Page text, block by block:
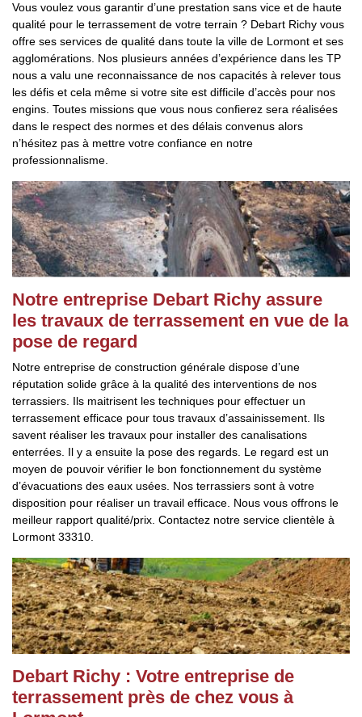
Vous voulez vous garantir d’une prestation sans vice et de haute
qualité pour le terrassement de votre terrain ? Debart Richy vous
offre ses services de qualité dans toute la ville de Lormont et ses
agglomérations. Nos plusieurs années d’expérience dans les TP
nous a valu une reconnaissance de nos capacités à relever tous
les défis et cela même si votre site est difficile d’accès pour nos
engins. Toutes missions que vous nous confierez sera réalisées
dans le respect des normes et des délais convenus alors
n’hésitez pas à mettre votre confiance en notre
professionnalisme.
Notre entreprise Debart Richy assure
les travaux de terrassement en vue de la
pose de regard
Notre entreprise de construction générale dispose d’une
réputation solide grâce à la qualité des interventions de nos
terrassiers. Ils maitrisent les techniques pour effectuer un
terrassement efficace pour tous travaux d’assainissement. Ils
savent réaliser les travaux pour installer des canalisations
enterrées. Il y a ensuite la pose des regards. Le regard est un
moyen de pouvoir vérifier le bon fonctionnement du système
d’évacuations des eaux usées. Nos terrassiers sont à votre
disposition pour réaliser un travail efficace. Nous vous offrons le
meilleur rapport qualité/prix. Contactez notre service clientèle à
Lormont 33310.
Debart Richy : Votre entreprise de
terrassement près de chez vous à